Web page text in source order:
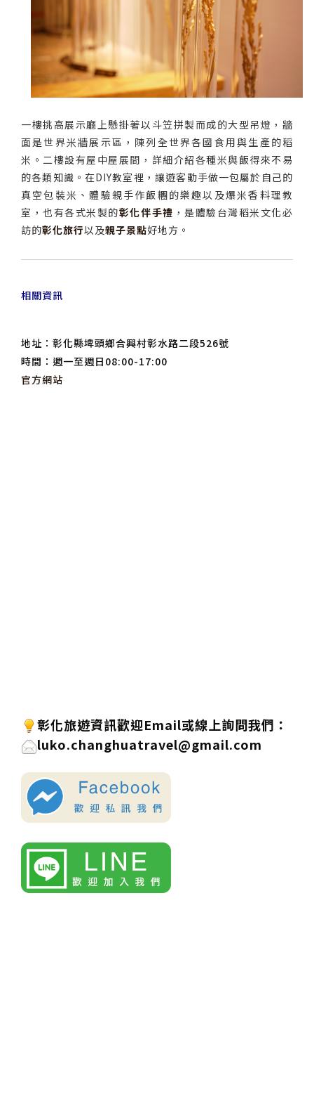
一樓挑高展示廳上懸掛著以斗笠拼製而成的大型吊燈，牆
面是世界米牆展示區，陳列全世界各國食用與生產的稻
米。二樓設有屋中屋展間，詳細介紹各種米與飯得來不易
的各類知識。在DIY教室裡，讓遊客動手做一包屬於自己的
真空包裝米、體驗親手作飯糰的樂趣以及爆米香料理教
室，也有各式米製的彰化伴手禮 ，是體驗台灣稻米文化必
訪的彰化旅行以及親子景點好地方。
相關資訊
地址：彰化縣埤頭鄉合興村彰水路二段526號
時間：週一至週日08:00-17:00
官方網站
彰化旅遊資訊歡迎Email或線上詢問我們：
luko.changhuatravel@gmail.com